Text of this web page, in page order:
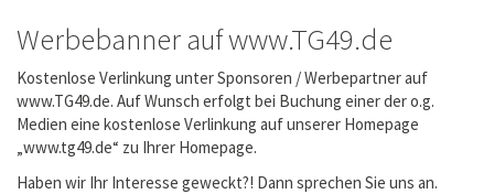
Werbebanner auf www.TG49.de
Kostenlose Verlinkung unter Sponsoren / Werbepartner auf
www.TG49.de. Auf Wunsch erfolgt bei Buchung einer der o.g.
Medien eine kostenlose Verlinkung auf unserer Homepage
„www.tg49.de“ zu Ihrer Homepage.
Haben wir Ihr Interesse geweckt?! Dann sprechen Sie uns an.